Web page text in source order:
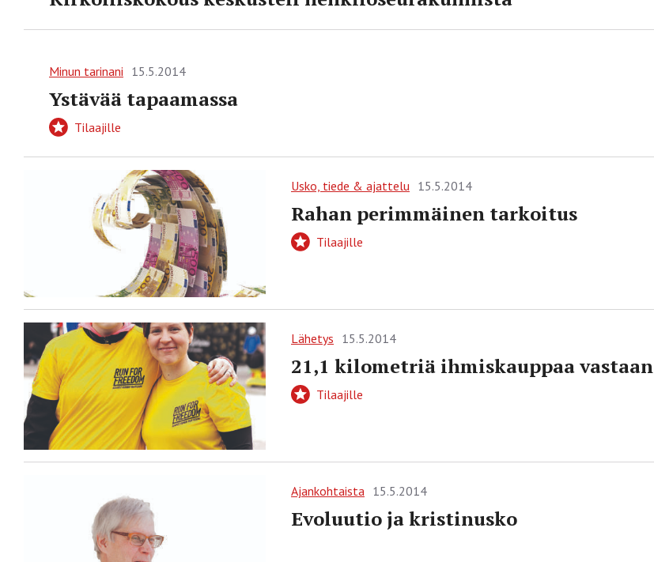
Minun tarinani 15.5.2014
Ystävää tapaamassa
Tilaajille
Usko, tiede & ajattelu 15.5.2014
Rahan perimmäinen tarkoitus
Tilaajille
Lähetys 15.5.2014
21,1 kilometriä ihmiskauppaa vastaan
Tilaajille
Ajankohtaista 15.5.2014
Evoluutio ja kristinusko